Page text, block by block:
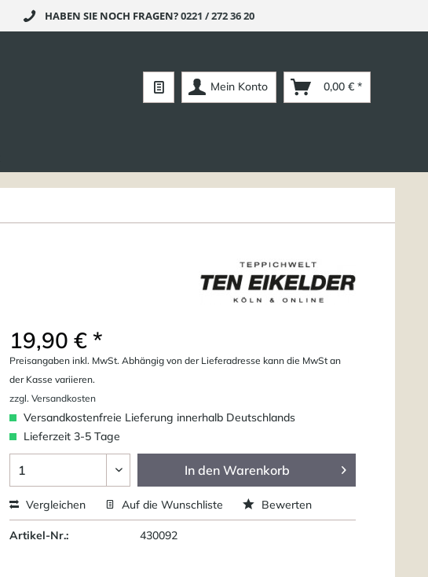
HABEN SIE NOCH FRAGEN?0221 / 272 36 20
Mein Konto 0,00 € *
19,90 € *
Preisangaben inkl. MwSt. Abhängig von der Lieferadresse kann die MwSt an
der Kasse variieren.
zzgl. Versandkosten
Versandkostenfreie Lieferung innerhalb Deutschlands
Lieferzeit 3-5 Tage
In den Warenkorb
Vergleichen Auf die Wunschliste Bewerten
Artikel-Nr.: 430092